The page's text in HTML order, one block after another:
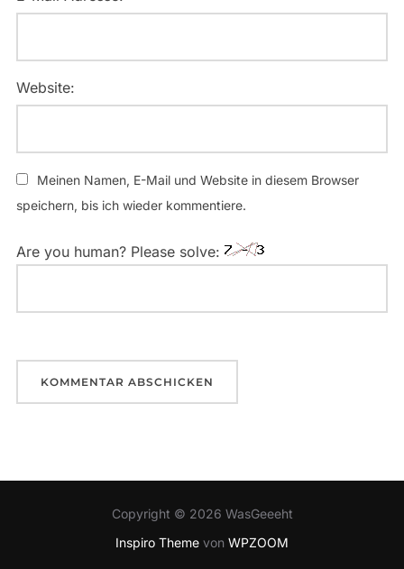
Website:
Meinen Namen, E-Mail und Website in diesem Browser
speichern, bis ich wieder kommentiere.
Are you human? Please solve:
Copyright © 2026 WasGeeeht
Inspiro Theme von WPZOOM